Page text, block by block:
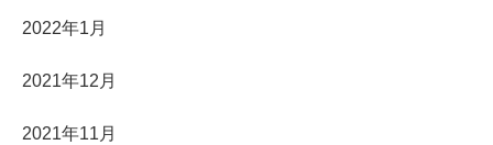
2022年1月
2021年12月
2021年11月